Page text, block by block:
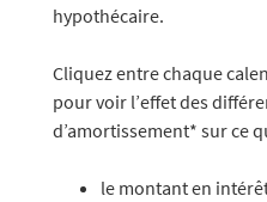
hypothécaire.
Cliquez entre chaque
pour voir l’effet des
d’amortissement* sur ce
le montant en